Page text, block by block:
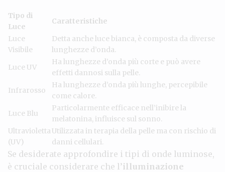
Tipo di
Luce
Caratteristiche
Luce
Visibile
Detta anche luce bianca, è composta da diverse
lunghezze d’onda.
Luce UV
Ha lunghezze d’onda più corte e può avere
effetti dannosi sulla pelle.
Infrarosso
Ha lunghezze d’onda più lunghe, percepibile
come calore.
Luce Blu
Particolarmente efficace nell’inibire la
melatonina, influisce sul sonno.
Ultravioletta
(UV)
Utilizzata in terapia della pelle ma con rischio di
danni cellulari.
Se desiderate approfondire i tipi di onde luminose,
è cruciale considerare che l’illuminazione